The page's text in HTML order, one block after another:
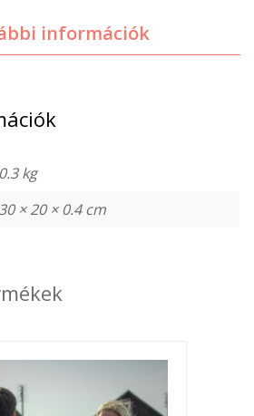
információk
0.3 kg
30 × 20 × 0.4 cm